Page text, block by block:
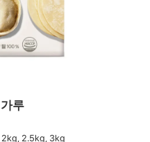
루
2.5kg, 3kg